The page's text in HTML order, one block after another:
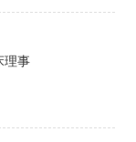
理事